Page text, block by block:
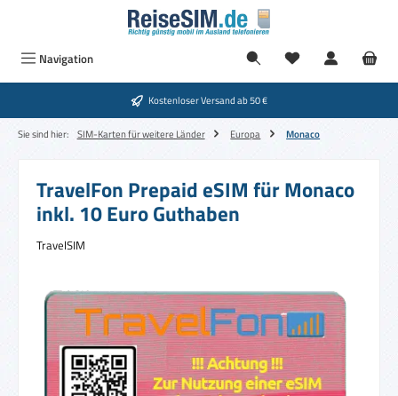
Zum Hauptinhalt springen
Navigation
Kostenloser Versand ab 50 €
Sie sind hier: SIM-Karten für weitere Länder Europa Monaco
TravelFon Prepaid eSIM für Monaco
inkl. 10 Euro Guthaben
TravelSIM
Bildergalerie überspringen